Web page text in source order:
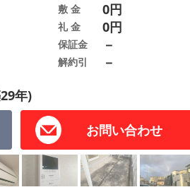
お問い合わせ
年)
敷 金 0円
礼 金 0円
保証金 －
解約引 －